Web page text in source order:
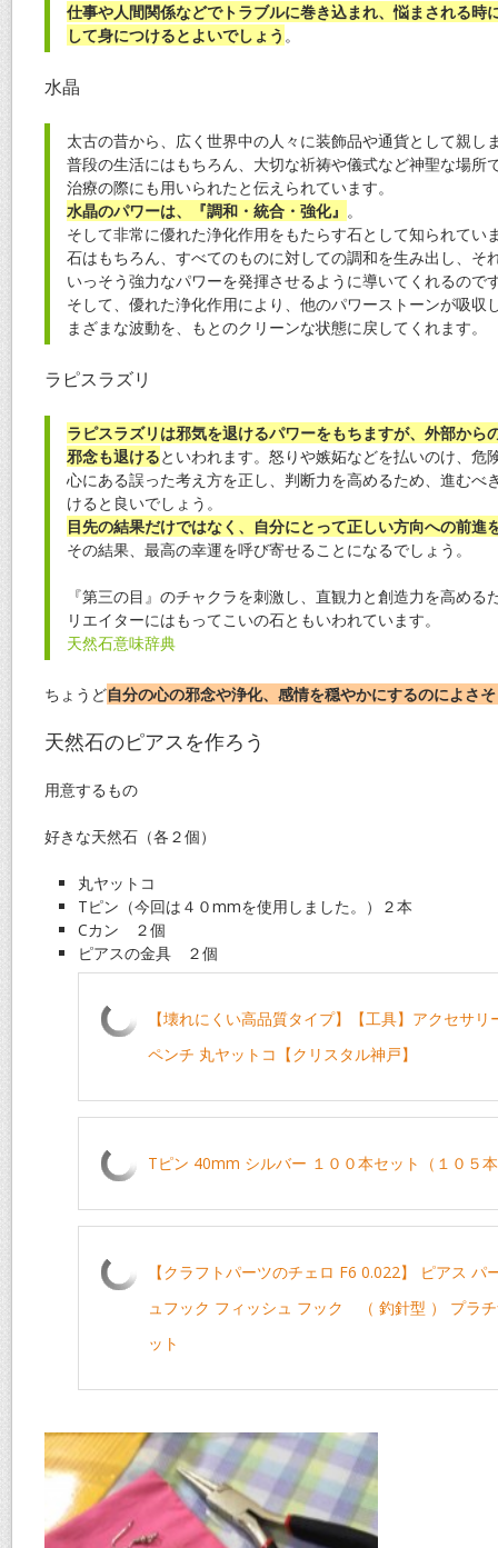
仕事や人間関係などでトラブルに巻き込まれ、悩まされる時
して身につけるとよいでしょう 。
水晶
太古の昔から、広く世界中の人々に装飾品や通貨として親し
普段の生活にはもちろん、大切な祈祷や儀式など神聖な場所
治療の際にも用いられたと伝えられています。
水晶のパワーは、『調和・統合・強化』 。
そして非常に優れた浄化作用をもたらす石として知られてい
石はもちろん、すべてのものに対しての調和を生み出し、そ
いっそう強力なパワーを発揮させるように導いてくれるので
そして、優れた浄化作用により、他のパワーストーンが吸収
まざまな波動を、もとのクリーンな状態に戻してくれます。
ラピスラズリ
ラピスラズリは邪気を退けるパワーをもちますが、外部から
邪念も退けるといわれます。怒りや嫉妬などを払いのけ、危
心にある誤った考え方を正し、判断力を高めるため、進むべ
けると良いでしょう。
目先の結果だけではなく、自分にとって正しい方向への前進
その結果、最高の幸運を呼び寄せることになるでしょう。
『第三の目』のチャクラを刺激し、直観力と創造力を高める
リエイターにはもってこいの石ともいわれています。
天然石意味辞典
ちょうど自分の心の邪念や浄化、感情を穏やかにするのによさ
天然石のピアスを作ろう
用意するもの
好きな天然石（各２個）
丸ヤットコ
Tピン（今回は４０mmを使用しました。）２本
Cカン ２個
ピアスの金具 ２個
【壊れにくい高品質タイプ】【工具】アクセサ
ペンチ 丸ヤットコ【クリスタル神戸】
Tピン 40mm シルバー １００本セット（１０５
【クラフトパーツのチェロ F6 0.022】 ピアス パ
ュフック フィッシュ フック （ 釣針型 ） プラ
ット